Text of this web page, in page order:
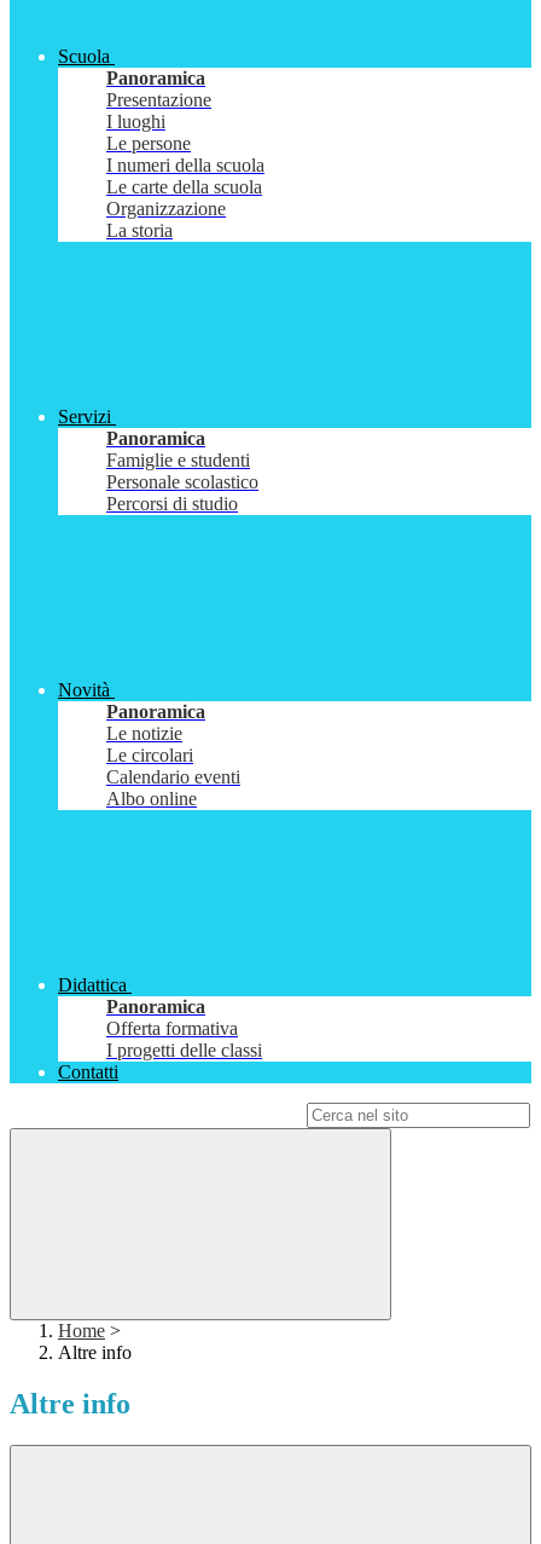
Scuola
Panoramica
Presentazione
I luoghi
Le persone
I numeri della scuola
Le carte della scuola
Organizzazione
La storia
Servizi
Panoramica
Famiglie e studenti
Personale scolastico
Percorsi di studio
Novità
Panoramica
Le notizie
Le circolari
Calendario eventi
Albo online
Didattica
Panoramica
Offerta formativa
I progetti delle classi
Contatti
Home >
Altre info
Altre info